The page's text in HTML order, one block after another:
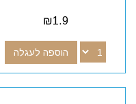
₪1.9
הוספה לעגלה